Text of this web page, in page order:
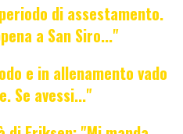
periodo di assestamento.
a San Siro..."
e in allenamento vado
Se avessi..."